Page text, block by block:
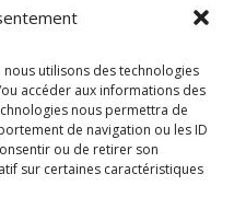
utilisons des technologies
accéder aux informations des
nous permettra de
de navigation ou les ID
ou de retirer son
sur certaines caractéristiques